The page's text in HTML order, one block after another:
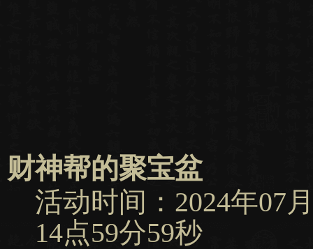
财神帮的聚宝盆
活动时间：2024年07
14点59分59秒